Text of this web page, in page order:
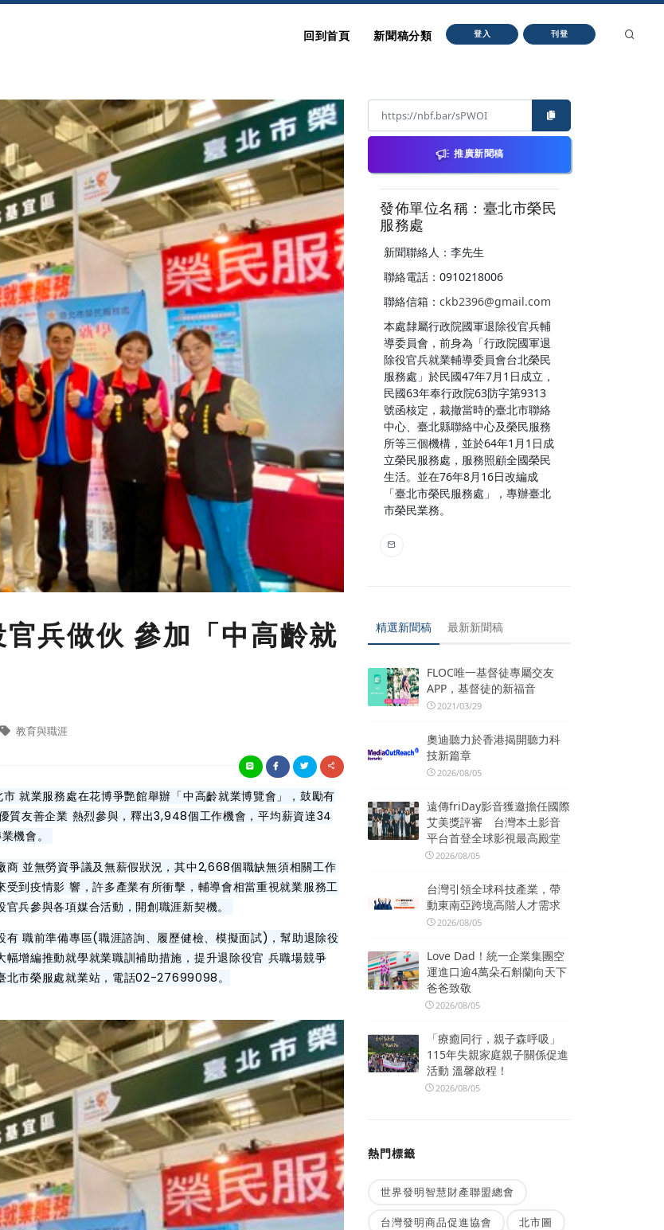
回到首頁 新聞稿分類 登入 刊登
兵做伙 參加「中高齡就
教育與職涯
就業服務處在花博爭艷館舉辦「中高齡就業博覽會」，鼓勵有
質友善企業 熱烈參與，釋出3,948個工作機會，平均薪資達34
機會。
並無勞資爭議及無薪假狀況，其中2,668個職缺無須相關工作
到疫情影 響，許多產業有所衝擊，輔導會相當重視就業服務工
兵參與各項媒合活動，開創職涯新契機。
職前準備專區(職涯諮詢、履歷健檢、模擬面試)，幫助退除役
增編推動就學就業職訓補助措施，提升退除役官 兵職場競爭
北市榮服處就業站，電話02-27699098。
推廣新聞稿
發佈單位名稱：臺北市榮民
服務處
新聞聯絡人：李先生
聯絡電話：0910218006
聯絡信箱： ckb2396@gmail.com
本處隸屬行政院國軍退除役官兵輔
導委員會，前身為「行政院國軍退
除役官兵就業輔導委員會台北榮民
服務處」於民國47年7月1日成立，
民國63年奉行政院63防字第9313
號函核定，裁撤當時的臺北市聯絡
中心、臺北縣聯絡中心及榮民服務
所等三個機構，並於64年1月1日成
立榮民服務處，服務照顧全國榮民
生活。並在76年8月16日改編成
「臺北市榮民服務處」，專辦臺北
市榮民業務。
精選新聞稿 最新新聞稿
FLOC唯一基督徒專屬交友
APP，基督徒的新福音
2021/03/29
奧迪聽力於香港揭開聽力科
技新篇章
2026/08/05
遠傳friDay影音獲邀擔任國際
艾美獎評審 台灣本土影音
平台首登全球影視最高殿堂
2026/08/05
台灣引領全球科技產業，帶
動東南亞跨境高階人才需求
2026/08/05
Love Dad！統一企業集團空
運進口逾4萬朵石斛蘭向天下
爸爸致敬
2026/08/05
「療癒同行，親子森呼吸」
115年失親家庭親子關係促進
活動 溫馨啟程！
2026/08/05
熱門標籤
世界發明智慧財產聯盟總會
台灣發明商品促進協會 北市圖